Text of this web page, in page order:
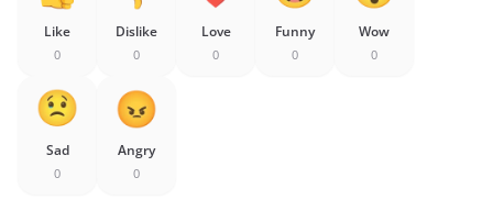
Like
0
Dislike
0
Love
0
Funny
0
Wow
0
Sad
0
Angry
0